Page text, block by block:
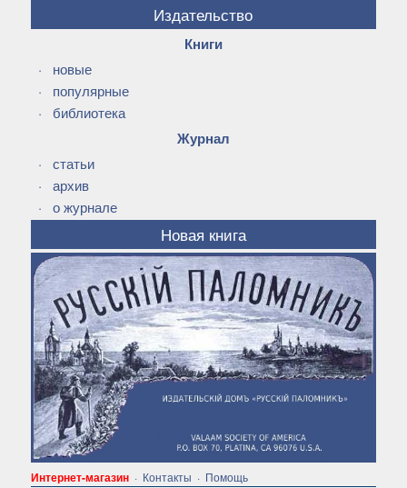
Издательство
Книги
· новые
· популярные
· библиотека
Журнал
· статьи
· архив
· о журнале
Новая книга
Интернет-магазин· Контакты · Помощь